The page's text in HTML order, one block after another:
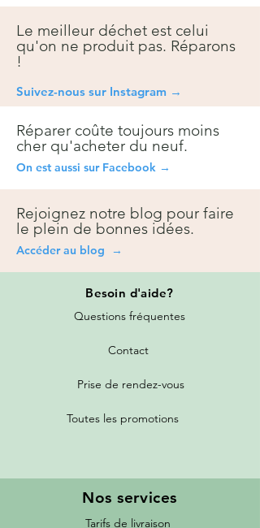
Le meilleur déchet est celui
qu'on ne produit pas. Réparons
!
Suivez-nous sur Instagram →
Réparer coûte toujours moins
cher qu'acheter du neuf.
On est aussi sur Facebook →
Rejoignez notre blog pour faire
le plein de bonnes idées.
Accéder au blog →
Besoin d'aide?
Questions fréquentes
Contact
Prise de rendez-vous
Toutes les promotions
Nos services
Tarifs de livraison